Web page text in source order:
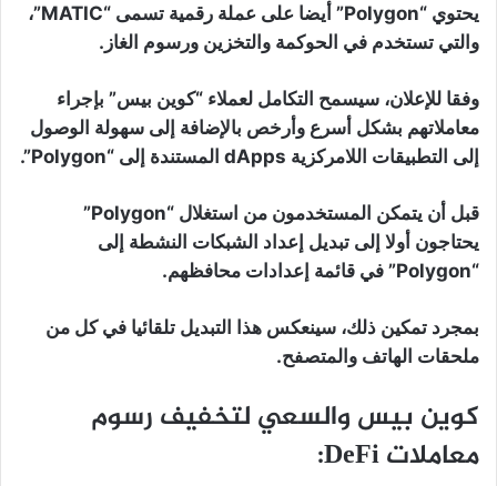
يحتوي “Polygon” أيضا على عملة رقمية تسمى “MATIC”،
والتي تستخدم في الحوكمة والتخزين ورسوم الغاز.
وفقا للإعلان، سيسمح التكامل لعملاء “كوين بيس” بإجراء
معاملاتهم بشكل أسرع وأرخص بالإضافة إلى سهولة الوصول
إلى التطبيقات اللامركزية dApps المستندة إلى “Polygon”.
قبل أن يتمكن المستخدمون من استغلال “Polygon”
يحتاجون أولا إلى تبديل إعداد الشبكات النشطة إلى
“Polygon” في قائمة إعدادات محافظهم.
بمجرد تمكين ذلك، سينعكس هذا التبديل تلقائيا في كل من
ملحقات الهاتف والمتصفح.
كوين بيس والسعي لتخفيف رسوم
معاملات DeFi: